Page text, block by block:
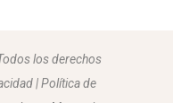
los derechos
| Política de